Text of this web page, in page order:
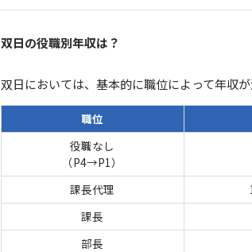
双日の役職別年収は？
双日においては、基本的に職位によって年収が
職位
役職なし
（P4→P1）
課長代理
課長
部長